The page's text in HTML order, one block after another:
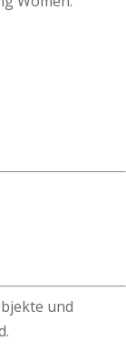
und